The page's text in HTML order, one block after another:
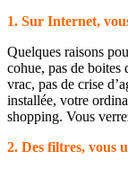
1. Sur Internet,
Quelques raisons
cohue, pas de boites
vrac, pas de crise
installée, votre
shopping. Vous
2. Des filtres, vous